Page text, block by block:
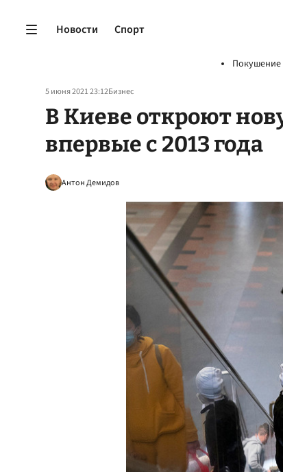
Новости Спорт
Покушение
5 июня 2021 23:12Бизнес
В Киеве откроют
впервые с 2013 года
Антон Демидов